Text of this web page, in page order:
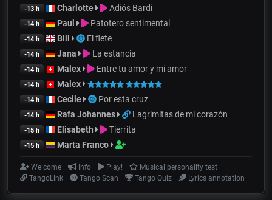
-13 h Charlotte Adiós Bardi
-14 h Paul Patotero sentimental
-14 h Bill El flete
-14 h Jana La estancia
-14 h Malex Entre tu amor y mi amor
-14 h Malex
-14 h Cecile Por esta cruz
-14 h Rafa Johannes Lagrimitas de mi corazón
-15 h Elisabeth Tierrita
-15 h Marta Franco
Welcome Info Play!
Musical personality test
TangoLink
Tango Scan Tango Quiz Lyrics annotation